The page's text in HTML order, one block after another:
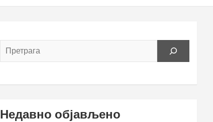
Недавно објављено